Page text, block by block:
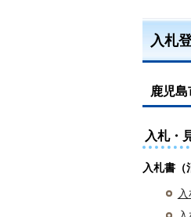
入札
鹿児
入札・
入札書（